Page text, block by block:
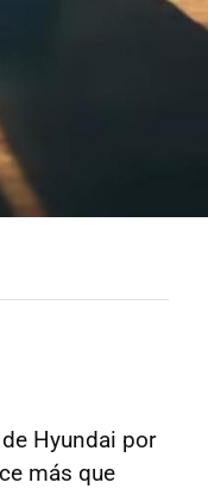
Hyundai por
más que